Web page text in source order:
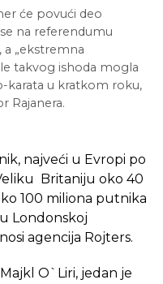
će povući deo
na referendumu
a „ekstremna
takvog ishoda mogla
karata u kratkom roku,
Rajanera.
najveći u Evropi po
Britaniju oko 40
100 miliona putnika
Londonskoj
agencija Rojters.
O`Liri, jedan je